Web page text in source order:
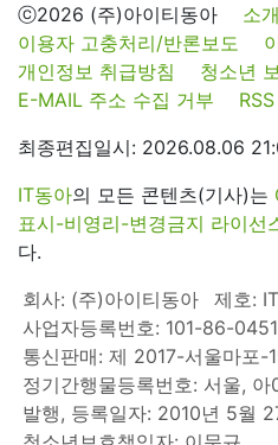
ⓒ2026 (주)아이티동아 소개
이용자 고충처리/반론보도
개인정보 취급방침
청소년
E-MAIL 주소 수집 거부
RSS
최종편집일시: 2026.08.06
IT동아의 모든 콘텐츠(기사)는
표시-비영리-변경금지 라이선
다.
회사: (주)아이티동아
제호:
사업자등록번호: 101-86-
통신판매: 제 2017-서울마포-
정기간행물등록번호: 서울, 아
발행, 등록일자: 2010년 5월